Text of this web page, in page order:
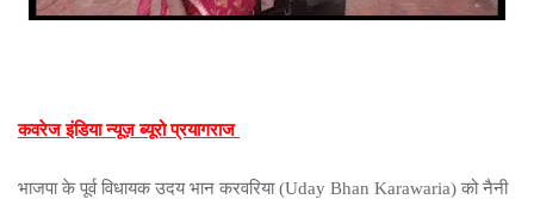
कवरेज इंडिया न्यूज़ ब्यूरो प्रयागराज
भाजपा के पूर्व विधायक उदय भान करवरिया (Uday Bhan Karawaria) को नैनी